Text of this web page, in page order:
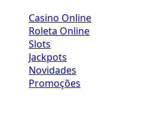
Casino Online
Roleta Online
Slots
Jackpots
Novidades
Promoções